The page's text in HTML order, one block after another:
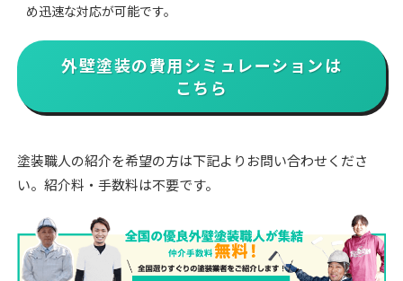
め迅速な対応が可能です。
外壁塗装の費用シミュレーションは
こちら
塗装職人の紹介を希望の方は下記よりお問い合わせくださ
い。紹介料・手数料は不要です。